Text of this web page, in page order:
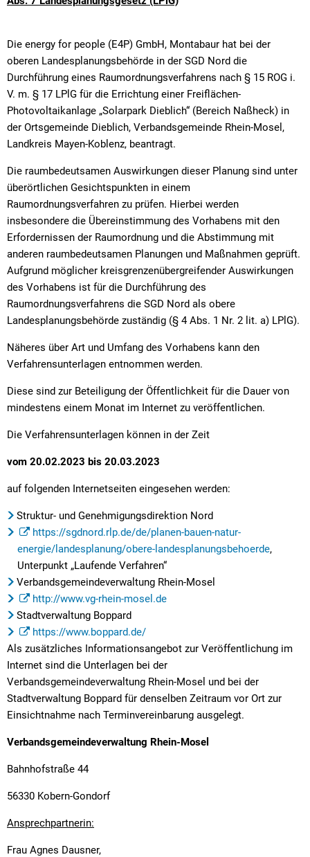
Wahlergebnisse
Straßenausbaupläne
Wiederkehrende Straßenausbaubeiträge
Gewerbe-Anmeldung/Ummeldung/
Gewerberegisterauskunft
Grundsteuerreform
Haushaltsplan
Satzungen und Richtlinien
Vereine und
Bücher-Shop
Die energy for people (E4P) GmbH, Montabaur hat bei der
oberen Landesplanungsbehörde in der SGD Nord die
Durchführung eines Raumordnungsverfahrens nach § 15 ROG i.
V. m. § 17 LPlG für die Errichtung einer Freiflächen-
Photovoltaikanlage „Solarpark Dieblich“ (Bereich Naßheck) in
der Ortsgemeinde Dieblich, Verbandsgemeinde Rhein-Mosel,
Landkreis Mayen-Koblenz, beantragt.
Die raumbedeutsamen Auswirkungen dieser Planung sind unter
überörtlichen Gesichtspunkten in einem
Raumordnungsverfahren zu prüfen. Hierbei werden
insbesondere die Übereinstimmung des Vorhabens mit den
Erfordernissen der Raumordnung und die Abstimmung mit
anderen raumbedeutsamen Planungen und Maßnahmen geprüft.
Aufgrund möglicher kreisgrenzenübergreifender Auswirkungen
des Vorhabens ist für die Durchführung des
Raumordnungsverfahrens die SGD Nord als obere
Landesplanungsbehörde zuständig (§ 4 Abs. 1 Nr. 2 lit. a) LPlG).
Näheres über Art und Umfang des Vorhabens kann den
Verfahrensunterlagen entnommen werden.
Diese sind zur Beteiligung der Öffentlichkeit für die Dauer von
mindestens einem Monat im Internet zu veröffentlichen.
Die Verfahrensunterlagen können in der Zeit
vom 20.02.2023 bis 20.03.2023
auf folgenden Internetseiten eingesehen werden:
Struktur- und Genehmigungsdirektion Nord
https://sgdnord.rlp.de/de/planen-bauen-natur-
energie/landesplanung/obere-landesplanungsbehoerde,
Unterpunkt „Laufende Verfahren“
Verbandsgemeindeverwaltung Rhein-Mosel
http://www.vg-rhein-mosel.de
Stadtverwaltung Boppard
https://www.boppard.de/
Als zusätzliches Informationsangebot zur Veröffentlichung im
Internet sind die Unterlagen bei der
Verbandsgemeindeverwaltung Rhein-Mosel und bei der
Stadtverwaltung Boppard für denselben Zeitraum vor Ort zur
Einsichtnahme nach Terminvereinbarung ausgelegt.
Verbandsgemeindeverwaltung Rhein-Mosel
Bahnhofstraße 44
56330 Kobern-Gondorf
Ansprechpartnerin:
Frau Agnes Dausner,